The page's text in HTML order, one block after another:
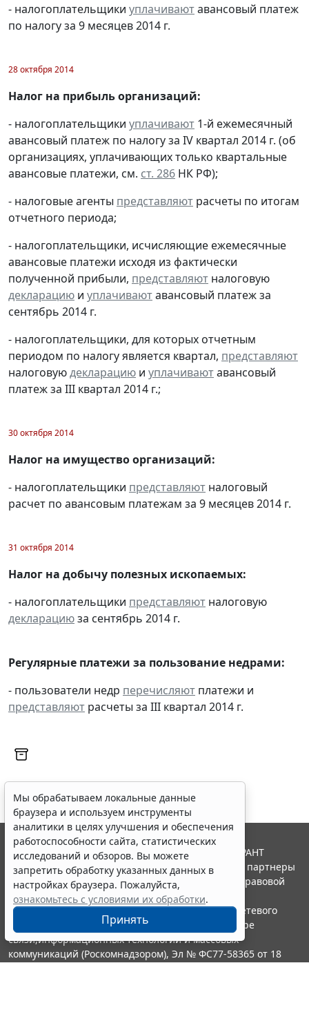
- налогоплательщики уплачиваютавансовый платеж
по налогу за 9 месяцев 2014 г.
28 октября 2014
Налог на прибыль организаций:
- налогоплательщики уплачивают 1-й ежемесячный
авансовый платеж по налогу за IV квартал 2014 г. (об
организациях, уплачивающих только квартальные
авансовые платежи, см. ст. 286 НК РФ);
- налоговые агенты представляют расчеты по итогам
отчетного периода;
- налогоплательщики, исчисляющие ежемесячные
авансовые платежи исходя из фактически
полученной прибыли, представляют налоговую
декларацию и уплачиваютавансовый платеж за
сентябрь 2014 г.
- налогоплательщики, для которых отчетным
периодом по налогу является квартал, представляют
налоговуюдекларацию и уплачиваютавансовый
платеж за III квартал 2014 г.;
30 октября 2014
Налог на имущество организаций:
- налогоплательщики представляют налоговый
расчет по авансовым платежам за 9 месяцев 2014 г.
31 октября 2014
Налог на добычу полезных ископаемых:
- налогоплательщики представляют налоговую
декларациюза сентябрь 2014 г.
Регулярные платежи за пользование недрами:
- пользователи недр перечисляют платежи и
представляют расчеты за III квартал 2014 г.
Мы обрабатываем локальные данные
браузера и используем инструменты
аналитики в целях улучшения и обеспечения
работоспособности сайта, статистических
исследований и обзоров. Вы можете
запретить обработку указанных данных в
настройках браузера. Пожалуйста,
ознакомьтесь с условиями их обработки.
Принять
© ООО "НПП "ГАРАНТ-СЕРВИС", 2026. Система ГАРАНТ
выпускается с 1990 года. Компания "Гарант" и ее партнеры
являются участниками Российской ассоциации правовой
информации ГАРАНТ.
Портал ГАРАНТ.РУ зарегистрирован в качестве сетевого
издания Федеральной службой по надзору в сфере
связи,информационных технологий и массовых
коммуникаций (Роскомнадзором), Эл № ФС77-58365 от 18